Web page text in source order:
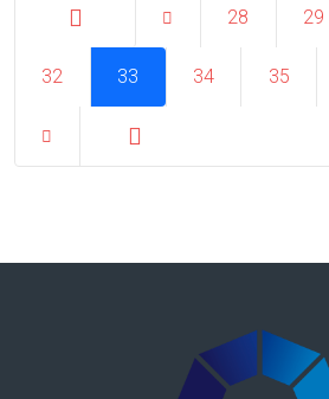
Inizio
28 29
32 33 34 35